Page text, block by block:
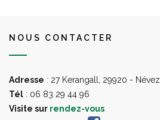
NOUS CONTACTER
Adresse : 27 Kerangall, 29920 - Névez
Tél : 06 83 29 44 96
Visite sur rendez-vous